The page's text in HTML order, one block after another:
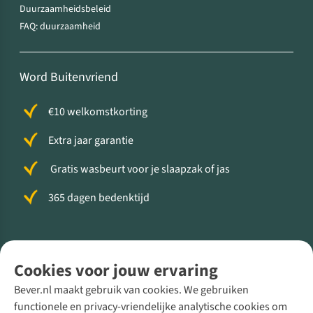
Cookies voor jouw ervaring
Bever.nl maakt gebruik van cookies. We gebruiken
functionele en privacy-vriendelijke analytische cookies om
Duurzaamheidsbeleid
FAQ: duurzaamheid
Word Buitenvriend
€10 welkomstkorting
Extra jaar garantie
Gratis wasbeurt voor je slaapzak of jas
365 dagen bedenktijd